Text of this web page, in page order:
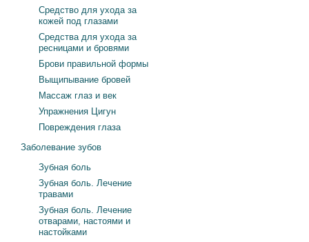
Средство для ухода за
кожей под глазами
Средства для ухода за
ресницами и бровями
Брови правильной формы
Выщипывание бровей
Массаж глаз и век
Упражнения Цигун
Повреждения глаза
Заболевание зубов
Зубная боль
Зубная боль. Лечение
травами
Зубная боль. Лечение
отварами, настоями и
настойками